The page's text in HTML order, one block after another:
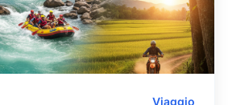
Viaggio